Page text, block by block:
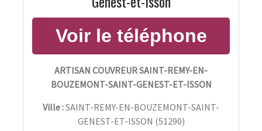
ARTISAN COUVREUR SAINT-REMY-EN-
BOUZEMONT-SAINT-GENEST-ET-ISSON
Ville :SAINT-REMY-EN-BOUZEMONT-SAINT-
GENEST-ET-ISSON (51290)